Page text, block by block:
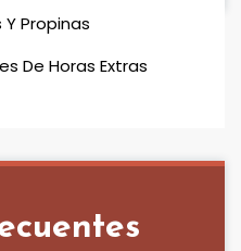
Propinas
De Horas Extras